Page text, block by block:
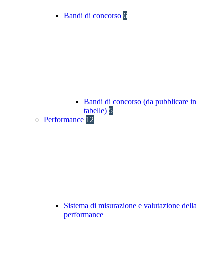
Bandi di concorso 6
Bandi di concorso (da pubblicare in
tabelle) 5
Performance 12
Sistema di misurazione e valutazione della
performance